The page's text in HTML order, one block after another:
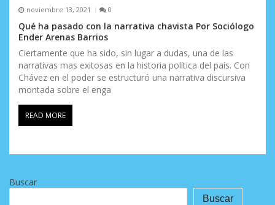
noviembre 13, 2021 0
Qué ha pasado con la narrativa chavista Por Sociólogo
Ender Arenas Barrios
Ciertamente que ha sido, sin lugar a dudas, una de las
narrativas mas exitosas en la historia política del país. Con
Chávez en el poder se estructuró una narrativa discursiva
montada sobre el enga
READ MORE
Buscar
Buscar